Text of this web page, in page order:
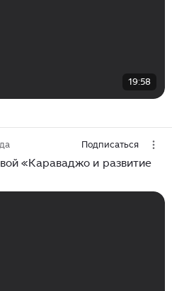
19:58
Подписаться
«Караваджо и развитие